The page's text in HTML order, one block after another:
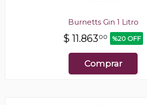
Burnetts Gin 1 Litro
$ 11.863 00 %20 OFF
Comprar